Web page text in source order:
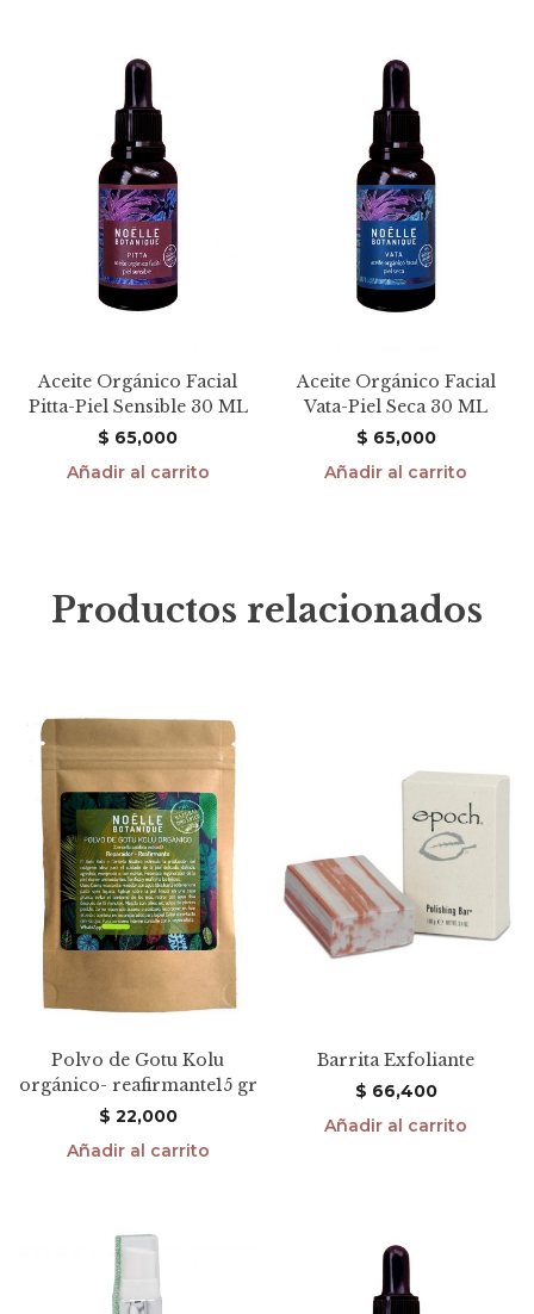
Aceite Orgánico Facial
Pitta-Piel Sensible 30 ML
$ 65,000
Añadir al carrito
Aceite Orgánico Facial
Vata-Piel Seca 30 ML
$ 65,000
Añadir al carrito
Productos relacionados
Polvo de Gotu Kolu
orgánico- reafirmante15 gr
$ 22,000
Añadir al carrito
Barrita Exfoliante
$ 66,400
Añadir al carrito